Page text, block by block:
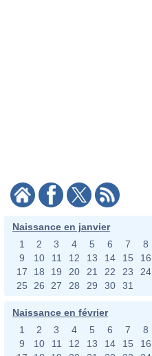
Naissance en janvier
1
2 3 4 5 6 7
8
9
10 11 12 13 14 15
16
17
18 19 20 21 22 23
24
25
26 27 28 29 30 31
Naissance en février
1
2 3 4 5 6 7
8
9
10 11 12 13 14 15
16